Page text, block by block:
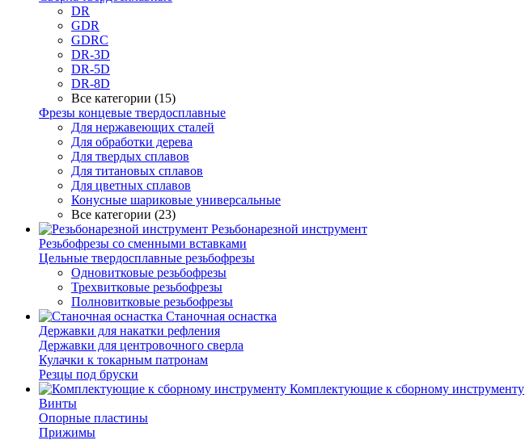
DR
GDR
GDRC
DR-3D
DR-5D
DR-8D
Все категории (15)
Фрезы концевые твердосплавные
Для нержавеющих сталей
Для обработки дерева
Для твердых сплавов
Для титановых сплавов
Для цветных сплавов
Конусные шариковые универсальные
Все категории (23)
Резьбонарезной инструмент
Резьбофрезы со сменными вставками
Цельные твердосплавные резьбофрезы
Одновитковые резьбофрезы
Трехвитковые резьбофрезы
Полновитковые резьбофрезы
Станочная оснастка
Державки для накатки рефления
Державки для центровочного сверла
Кулачки к токарным патронам
Резцы под бруски
Комплектующие к сборному инструменту
Винты
Опорные пластины
Прижимы